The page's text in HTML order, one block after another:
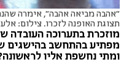
״אהבה מביאה אהבה״, אימרה
תצוגת האופנה לזכרו. צילום:
מוזכרת בתערוכה העובדה
מפתיע בהתחשב בהישגים
ומתי נחשפת אליו